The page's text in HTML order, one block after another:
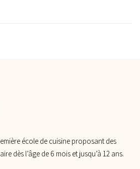
école de cuisine proposant des
dès l’âge de 6 mois et jusqu’à 12 ans.